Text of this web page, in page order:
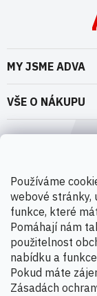
Používáme
webové stránky,
funkce, které
Pomáhají nám
použitelnost
nabídku a
Pokud máte
Zásadách
MY JSME ADVA
O nás
Naše dokumenty
Kontakty
Novinky
VŠE O NÁKUPU
Doprava a platba
VOP pro
VOP pro nakupující
VOP Letectví /
Zpracování osobních
Kamenná prodejna
Copyright